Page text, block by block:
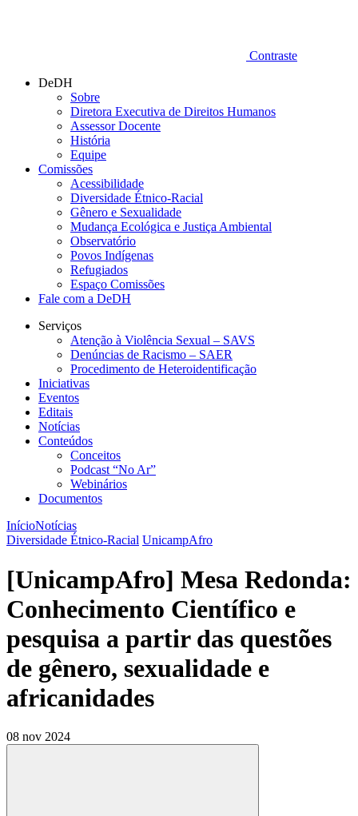
Contraste
DeDH
Sobre
Diretora Executiva de Direitos Humanos
Assessor Docente
História
Equipe
Comissões
Acessibilidade
Diversidade Étnico-Racial
Gênero e Sexualidade
Mudança Ecológica e Justiça Ambiental
Observatório
Povos Indígenas
Refugiados
Espaço Comissões
Fale com a DeDH
Serviços
Atenção à Violência Sexual – SAVS
Denúncias de Racismo – SAER
Procedimento de Heteroidentificação
Iniciativas
Eventos
Editais
Notícias
Conteúdos
Conceitos
Podcast “No Ar”
Webinários
Documentos
InícioNotícias
Diversidade Étnico-Racial UnicampAfro
[UnicampAfro] Mesa Redonda:
Conhecimento Científico e
pesquisa a partir das questões
de gênero, sexualidade e
africanidades
08 nov 2024